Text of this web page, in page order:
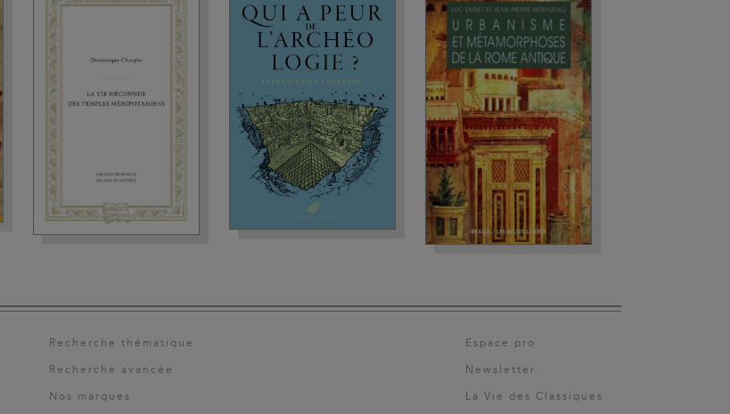
Recherche thématique
Recherche avancée
Nos marques
Espace pro
Newsletter
La Vie des Classiques